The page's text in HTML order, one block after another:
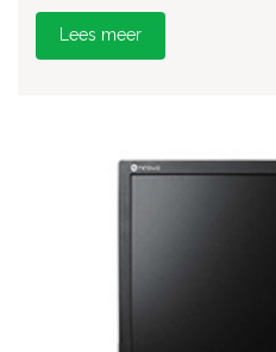
Lees meer